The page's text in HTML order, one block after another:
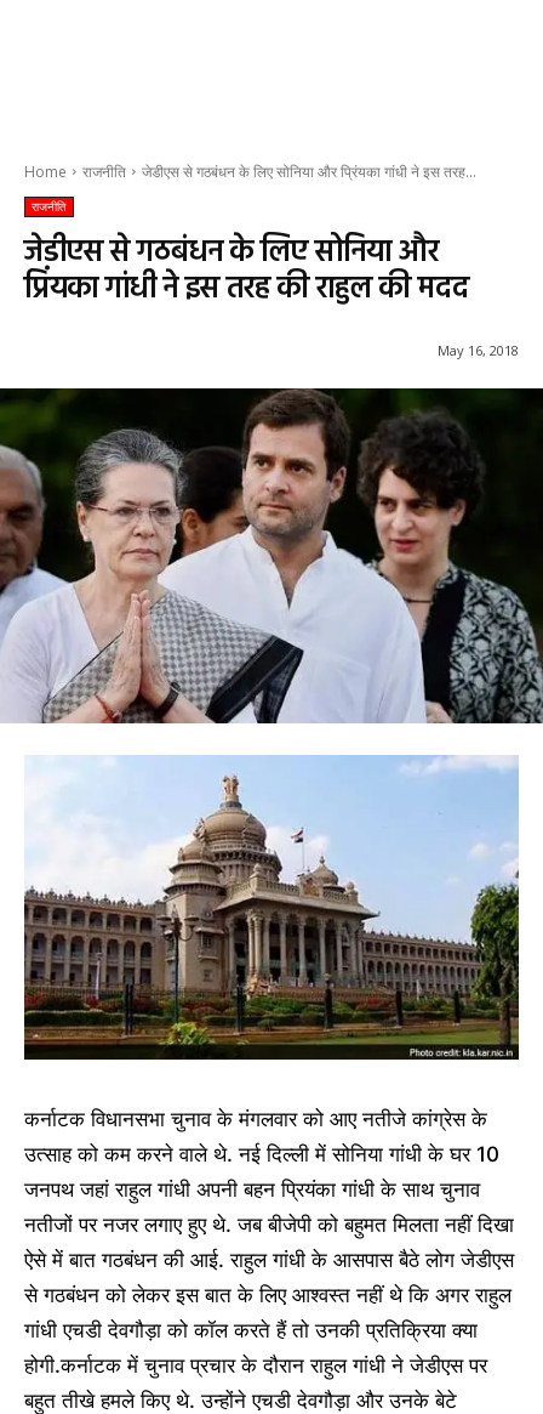
Home राजनीति जेडीएस से गठबंधन के लिए सोनिया और प्रिंयका गांधी ने इस तरह...
राजनीति
जेडीएस से गठबंधन के लिए सोनिया और
प्रिंयका गांधी ने इस तरह की राहुल की मदद
May 16, 2018
कर्नाटक विधानसभा चुनाव के मंगलवार को आए नतीजे कांग्रेस के
उत्साह को कम करने वाले थे. नई दिल्ली में सोनिया गांधी के घर 10
जनपथ जहां राहुल गांधी अपनी बहन प्रियंका गांधी के साथ चुनाव
नतीजों पर नजर लगाए हुए थे. जब बीजेपी को बहुमत मिलता नहीं दिखा
ऐसे में बात गठबंधन की आई. राहुल गांधी के आसपास बैठे लोग जेडीएस
से गठबंधन को लेकर इस बात के लिए आश्वस्त नहीं थे कि अगर राहुल
गांधी एचडी देवगौड़ा को कॉल करते हैं तो उनकी प्रतिक्रिया क्या
होगी.कर्नाटक में चुनाव प्रचार के दौरान राहुल गांधी ने जेडीएस पर
बहुत तीखे हमले किए थे. उन्होंने एचडी देवगौड़ा और उनके बेटे